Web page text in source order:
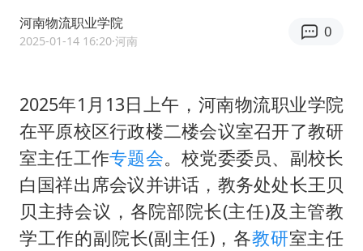
五粮液渠道价一箱上涨近百元
U17国足1分钟轰2球
泰国一女公务员妆容引争议 本人回应
中国养老床位“三连降”
法国下周开始禁止未经同意的电话营销
多地要求领导干部带头休假
河南物流职业学院
2025-01-14 16:20·河南
0
2025年1月13日上午，河南物流职业学院
在平原校区行政楼二楼会议室召开了教研
室主任工作专题会。校党委委员、副校长
白国祥出席会议并讲话，教务处处长王贝
贝主持会议，各院部院长(主任)及主管教
学工作的副院长(副主任)，各教研室主任